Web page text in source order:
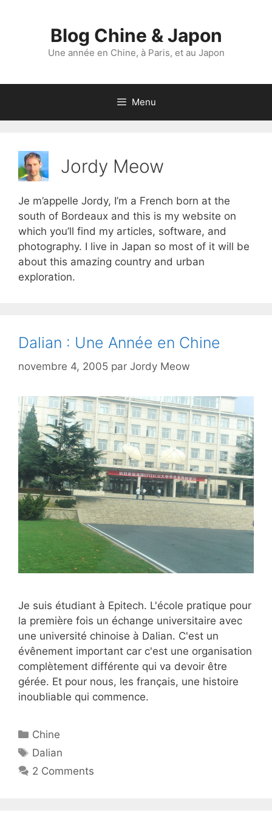
Blog Chine & Japon
Une année en Chine, à Paris, et au Japon
Menu
Jordy Meow
Je m’appelle Jordy, I’m a French born at the
south of Bordeaux and this is my website on
which you’ll find my articles, software, and
photography. I live in Japan so most of it will be
about this amazing country and urban
exploration.
Dalian : Une Année en Chine
novembre 4, 2005 par Jordy Meow
Je suis étudiant à Epitech. L'école pratique pour
la première fois un échange universitaire avec
une université chinoise à Dalian. C'est un
évênement important car c'est une organisation
complètement différente qui va devoir être
gérée. Et pour nous, les français, une histoire
inoubliable qui commence.
Catégories
Chine
Étiquettes
Dalian
2 Comments